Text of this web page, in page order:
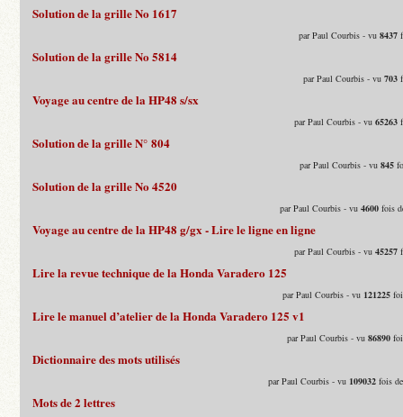
Solution de la grille No 1617
par Paul Courbis - vu8437
Solution de la grille No 5814
par Paul Courbis - vu703
Voyage au centre de la HP48 s/sx
par Paul Courbis - vu65263
Solution de la grille N° 804
par Paul Courbis - vu845
Solution de la grille No 4520
par Paul Courbis - vu4600 fois
Voyage au centre de la HP48 g/gx - Lire le ligne en ligne
par Paul Courbis - vu45257
Lire la revue technique de la Honda Varadero 125
par Paul Courbis - vu 121225
Lire le manuel d’atelier de la Honda Varadero 125 v1
par Paul Courbis - vu86890
Dictionnaire des mots utilisés
par Paul Courbis - vu 109032 fois
Mots de 2 lettres